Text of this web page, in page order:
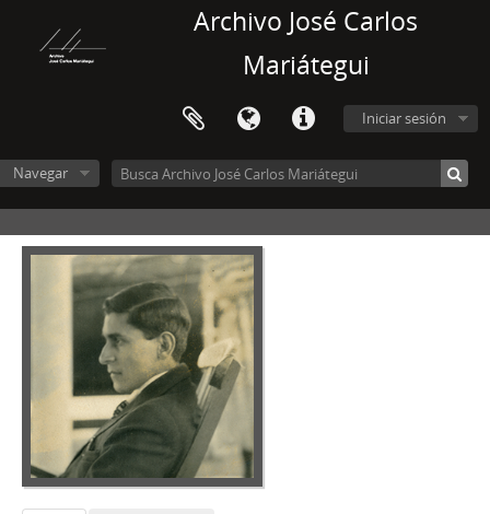
Archivo José Carlos
Mariátegui
Iniciar sesión
Navegar